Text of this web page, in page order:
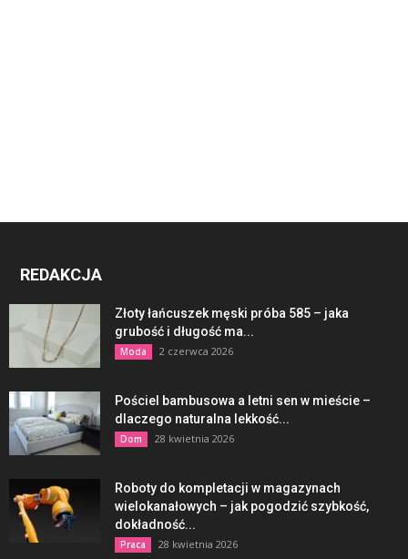
REDAKCJA
Złoty łańcuszek męski próba 585 – jaka
grubość i długość ma...
Moda 2 czerwca 2026
Pościel bambusowa a letni sen w mieście –
dlaczego naturalna lekkość...
Dom 28 kwietnia 2026
Roboty do kompletacji w magazynach
wielokanałowych – jak pogodzić szybkość,
dokładność...
Praca 28 kwietnia 2026